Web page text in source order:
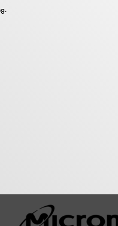
mit Micron
von Mikrochips.
liegt auf
oder
.